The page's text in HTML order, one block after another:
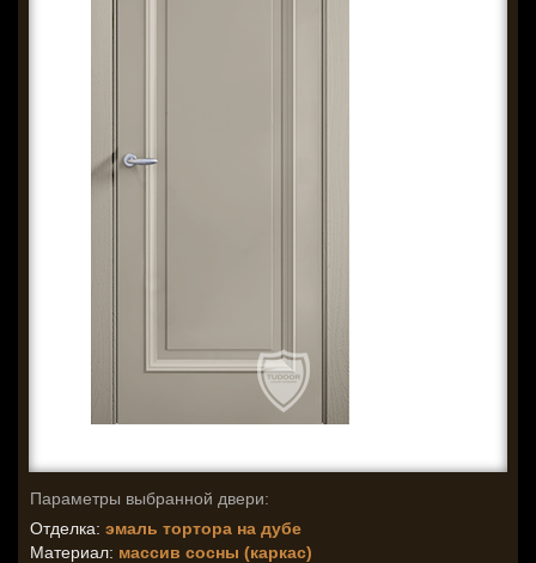
Параметры выбранной двери:
Отделка: эмаль тортора на дубе
Материал: массив сосны (каркас)